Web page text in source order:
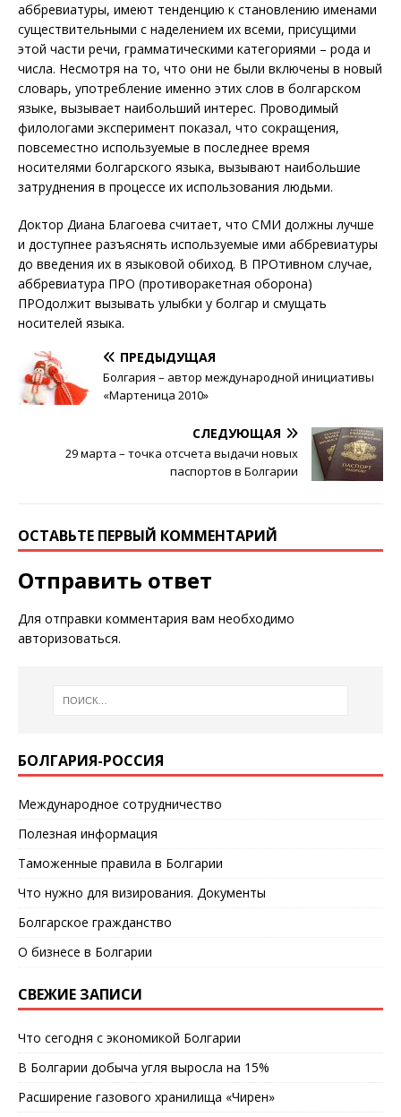
аббревиатуры, имеют тенденцию к становлению именами
существительными с наделением их всеми, присущими
этой части речи, грамматическими категориями – рода и
числа. Несмотря на то, что они не были включены в новый
словарь, употребление именно этих слов в болгарском
языке, вызывает наибольший интерес. Проводимый
филологами эксперимент показал, что сокращения,
повсеместно используемые в последнее время
носителями болгарского языка, вызывают наибольшие
затруднения в процессе их использования людьми.
Доктор Диана Благоева считает, что СМИ должны лучше
и доступнее разъяснять используемые ими аббревиатуры
до введения их в языковой обиход. В ПРОтивном случае,
аббревиатура ПРО (противоракетная оборона)
ПРОдолжит вызывать улыбки у болгар и смущать
носителей языка.
ПРЕДЫДУЩАЯ
Болгария – автор международной инициативы
«Мартеница 2010»
СЛЕДУЮЩАЯ
29 марта – точка отсчета выдачи новых
паспортов в Болгарии
ОСТАВЬТЕ ПЕРВЫЙ КОММЕНТАРИЙ
Отправить ответ
Для отправки комментария вам необходимо
авторизоваться.
БОЛГАРИЯ-РОССИЯ
Международное сотрудничество
Полезная информация
Таможенные правила в Болгарии
Что нужно для визирования. Документы
Болгарское гражданство
О бизнесе в Болгарии
СВЕЖИЕ ЗАПИСИ
Что сегодня с экономикой Болгарии
В Болгарии добыча угля выросла на 15%
Расширение газового хранилища «Чирен»